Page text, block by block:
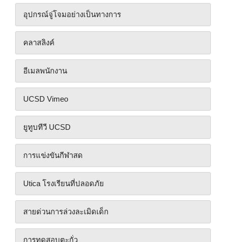
อุปกรณ์จู่โจมอย่างเป็นทางการ
คลาสลิงค์
อีเมลพนักงาน
UCSD Vimeo
ยูทูบทีวี UCSD
การแข่งขันกีฬาสด
Utica โรงเรียนที่ปลอดภัย
สายด่วนการล่วงละเมิดเด็ก
การทดสอบตะกั่ว